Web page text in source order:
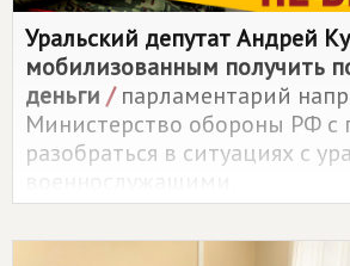
Уральский депутат Андрей
мобилизованным получить
деньги /парламентарий
Министерство обороны РФ с
разобраться в ситуациях с